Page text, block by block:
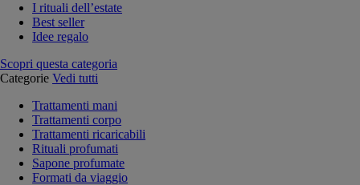
I rituali dell’estate
Best seller
Idee regalo
Scopri questa categoria
Categorie Vedi tutti
Trattamenti mani
Trattamenti corpo
Trattamenti ricaricabili
Rituali profumati
Sapone profumate
Formati da viaggio